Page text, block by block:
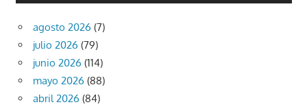
agosto 2026 (7)
julio 2026 (79)
junio 2026 (114)
mayo 2026 (88)
abril 2026 (84)